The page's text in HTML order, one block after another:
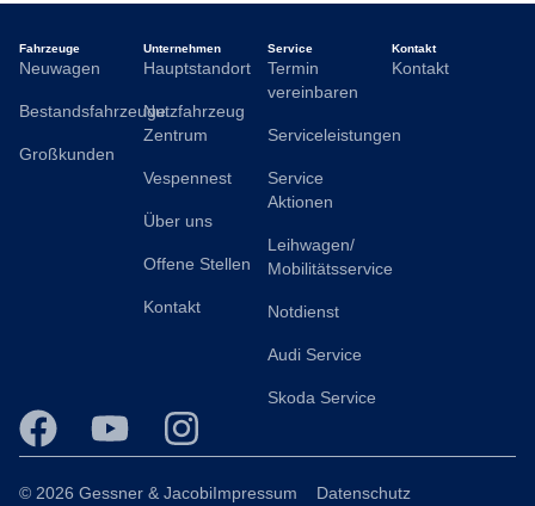
2
Fahrzeuge
Neuwagen
Bestandsfahrzeuge
Großkunden
Unternehmen
Hauptstandort
Nutzfahrzeug
Zentrum
Vespennest
Über uns
Offene Stellen
Kontakt
Service
Termin
vereinbaren
Serviceleistungen
Service
Aktionen
Leihwagen/
Mobilitätsservice
Notdienst
Audi Service
Skoda Service
Kontakt
Kontakt
© 2026 Gessner & JacobiImpressum Datenschutz